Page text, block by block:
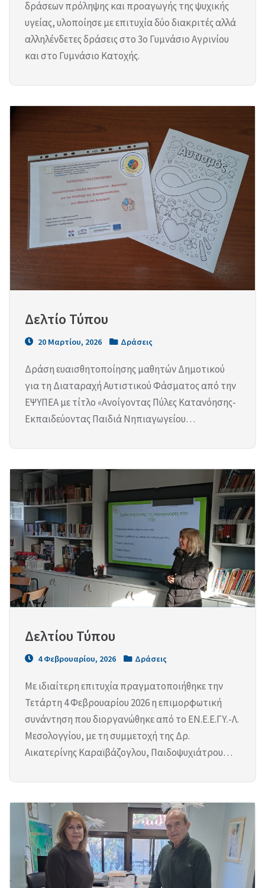
δράσεων πρόληψης και προαγωγής της ψυχικής
υγείας, υλοποίησε με επιτυχία δύο διακριτές αλλά
αλληλένδετες δράσεις στο 3ο Γυμνάσιο Αγρινίου
και στο Γυμνάσιο Κατοχής.
Δελτίο Τύπου
20 Μαρτίου, 2026 Δράσεις
Δράση ευαισθητοποίησης μαθητών Δημοτικού
για τη Διαταραχή Αυτιστικού Φάσματος από την
ΕΨΥΠΕΑ με τίτλο «Ανοίγοντας Πύλες Κατανόησης-
Εκπαιδεύοντας Παιδιά Νηπιαγωγείου…
Δελτίου Τύπου
4 Φεβρουαρίου, 2026 Δράσεις
Με ιδιαίτερη επιτυχία πραγματοποιήθηκε την
Τετάρτη 4 Φεβρουαρίου 2026 η επιμορφωτική
συνάντηση που διοργανώθηκε από το ΕΝ.Ε.Ε.ΓΥ.-Λ.
Μεσολογγίου, με τη συμμετοχή της Δρ.
Αικατερίνης Καραϊβάζογλου, Παιδοψυχιάτρου…